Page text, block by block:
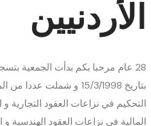
الأردنيين
28 عام مرحبا بكم بدأت الجمعية
بتاريخ 15/3/1998 و شملت
التحكيم في نزاعات العقود التجارية و
المالية في نزاعات العقود الهندسية و